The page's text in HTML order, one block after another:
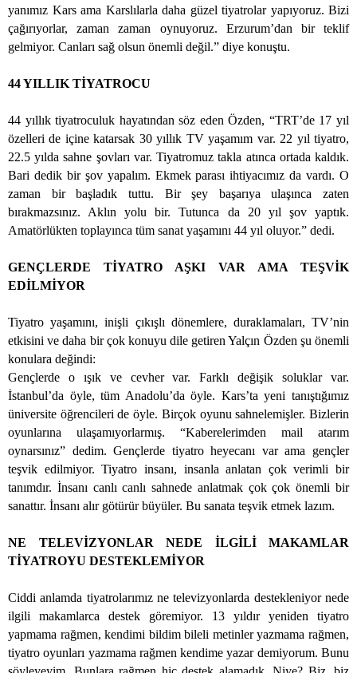
yanımız Kars ama Karslılarla daha güzel tiyatrolar yapıyoruz. Bizi
çağırıyorlar, zaman zaman oynuyoruz. Erzurum’dan bir teklif
gelmiyor. Canları sağ olsun önemli değil.” diye konuştu.
44 YILLIK TİYATROCU
44 yıllık tiyatroculuk hayatından söz eden Özden, “TRT’de 17 yıl
özelleri de içine katarsak 30 yıllık TV yaşamım var. 22 yıl tiyatro,
22.5 yılda sahne şovları var. Tiyatromuz takla atınca ortada kaldık.
Bari dedik bir şov yapalım. Ekmek parası ihtiyacımız da vardı. O
zaman bir başladık tuttu. Bir şey başarıya ulaşınca zaten
bırakmazsınız. Aklın yolu bir. Tutunca da 20 yıl şov yaptık.
Amatörlükten toplayınca tüm sanat yaşamını 44 yıl oluyor.” dedi.
GENÇLERDE TİYATRO AŞKI VAR AMA TEŞVİK
EDİLMİYOR
Tiyatro yaşamını, inişli çıkışlı dönemlere, duraklamaları, TV’nin
etkisini ve daha bir çok konuyu dile getiren Yalçın Özden şu önemli
konulara değindi:
Gençlerde o ışık ve cevher var. Farklı değişik soluklar var.
İstanbul’da öyle, tüm Anadolu’da öyle. Kars’ta yeni tanıştığımız
üniversite öğrencileri de öyle. Birçok oyunu sahnelemişler. Bizlerin
oyunlarına ulaşamıyorlarmış. “Kaberelerimden mail atarım
oynarsınız” dedim. Gençlerde tiyatro heyecanı var ama gençler
teşvik edilmiyor. Tiyatro insanı, insanla anlatan çok verimli bir
tanımdır. İnsanı canlı canlı sahnede anlatmak çok çok önemli bir
sanattır. İnsanı alır götürür büyüler. Bu sanata teşvik etmek lazım.
NE TELEVİZYONLAR NEDE İLGİLİ MAKAMLAR
TİYATROYU DESTEKLEMİYOR
Ciddi anlamda tiyatrolarımız ne televizyonlarda destekleniyor nede
ilgili makamlarca destek göremiyor. 13 yıldır yeniden tiyatro
yapmama rağmen, kendimi bildim bileli metinler yazmama rağmen,
tiyatro oyunları yazmama rağmen kendime yazar demiyorum. Bunu